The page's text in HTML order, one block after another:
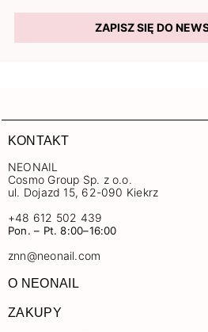
ZAPISZ SIĘ DO
KONTAKT
NEONAIL
Cosmo Group Sp. z o.o.
ul. Dojazd 15, 62-090 Kiekrz
+48 612 502 439
Pon. – Pt. 8:00–16:00
znn@neonail.com
O NEONAIL
ZAKUPY